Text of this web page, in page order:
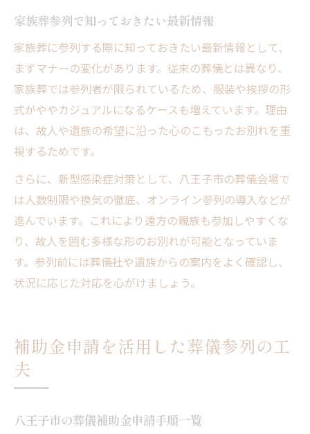
家族葬参列で知っておきたい最新情報
家族葬に参列する際に知っておきたい最新情報として、
まずマナーの変化があります。従来の葬儀とは異なり、
家族葬では参列者が限られているため、服装や挨拶の形
式がややカジュアルになるケースも増えています。理由
は、故人や遺族の希望に沿った心のこもったお別れを重
視するためです。
さらに、新型感染症対策として、八王子市の葬儀会場で
は人数制限や換気の徹底、オンライン参列の導入などが
進んでいます。これにより遠方の親族も参加しやすくな
り、故人を囲む多様な形のお別れが可能となっていま
す。参列前には葬儀社や遺族からの案内をよく確認し、
状況に応じた対応を心がけましょう。
補助金申請を活用した葬儀参列の工
夫
八王子市の葬儀補助金申請手順一覧